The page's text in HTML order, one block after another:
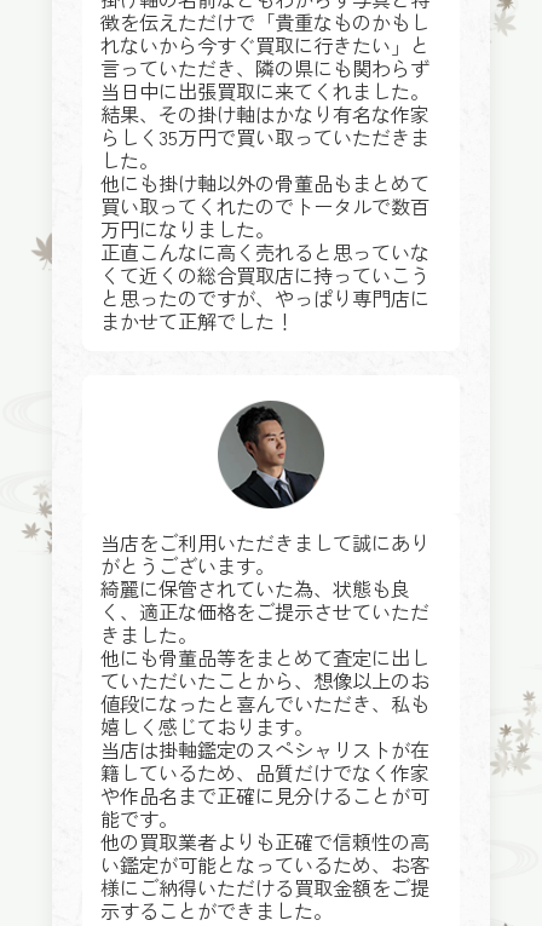
徴を伝えただけで「貴重なものかもし
れないから今すぐ買取に行きたい」と
言っていただき、隣の県にも関わらず
当日中に出張買取に来てくれました。
結果、その掛け軸はかなり有名な作家
らしく35万円で買い取っていただきま
した。
他にも掛け軸以外の骨董品もまとめて
買い取ってくれたのでトータルで数百
万円になりました。
正直こんなに高く売れると思っていな
くて近くの総合買取店に持っていこう
と思ったのですが、やっぱり専門店に
まかせて正解でした！
当店をご利用いただきまして誠にあり
がとうございます。
綺麗に保管されていた為、状態も良
く、適正な価格をご提示させていただ
きました。
他にも骨董品等をまとめて査定に出し
ていただいたことから、想像以上のお
値段になったと喜んでいただき、私も
嬉しく感じております。
当店は掛軸鑑定のスペシャリストが在
籍しているため、品質だけでなく作家
や作品名まで正確に見分けることが可
能です。
他の買取業者よりも正確で信頼性の高
い鑑定が可能となっているため、お客
様にご納得いただける買取金額をご提
示することができました。